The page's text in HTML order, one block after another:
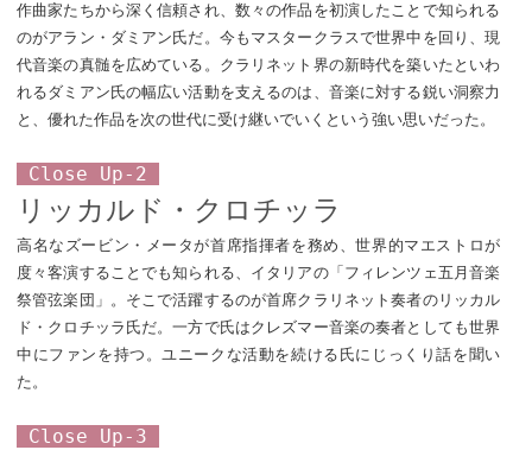
作曲家たちから深く信頼され、数々の作品を初演したことで知られる
のがアラン・ダミアン氏だ。今もマスタークラスで世界中を回り、現
代音楽の真髄を広めている。クラリネット界の新時代を築いたといわ
れるダミアン氏の幅広い活動を支えるのは、音楽に対する鋭い洞察力
と、優れた作品を次の世代に受け継いでいくという強い思いだった。
Close Up-2
リッカルド・クロチッラ
高名なズービン・メータが首席指揮者を務め、世界的マエストロが
度々客演することでも知られる、イタリアの「フィレンツェ五月音楽
祭管弦楽団」。そこで活躍するのが首席クラリネット奏者のリッカル
ド・クロチッラ氏だ。一方で氏はクレズマー音楽の奏者としても世界
中にファンを持つ。ユニークな活動を続ける氏にじっくり話を聞い
た。
Close Up-3